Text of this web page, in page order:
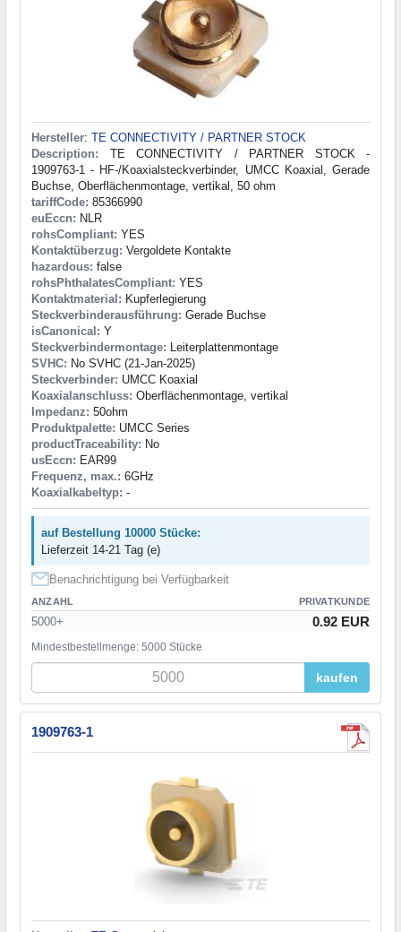
Hersteller: TE CONNECTIVITY / PARTNER STOCK
Description: TE CONNECTIVITY / PARTNER STOCK -
1909763-1 - HF-/Koaxialsteckverbinder, UMCC Koaxial, Gerade
Buchse, Oberflächenmontage, vertikal, 50 ohm
tariffCode: 85366990
euEccn: NLR
rohsCompliant: YES
Kontaktüberzug: Vergoldete Kontakte
hazardous: false
rohsPhthalatesCompliant: YES
Kontaktmaterial: Kupferlegierung
Steckverbinderausführung: Gerade Buchse
isCanonical: Y
Steckverbindermontage: Leiterplattenmontage
SVHC: No SVHC (21-Jan-2025)
Steckverbinder: UMCC Koaxial
Koaxialanschluss: Oberflächenmontage, vertikal
Impedanz: 50ohm
Produktpalette: UMCC Series
productTraceability: No
usEccn: EAR99
Frequenz, max.: 6GHz
Koaxialkabeltyp: -
auf Bestellung 10000 Stücke:
Lieferzeit 14-21 Tag (e)
Benachrichtigung bei Verfügbarkeit
ANZAHL PRIVATKUNDE
5000+ 0.92 EUR
Mindestbestellmenge: 5000 Stücke
kaufen
1909763-1